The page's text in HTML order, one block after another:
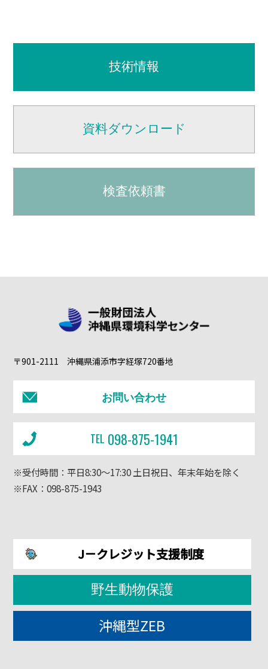
技術情報
資料ダウンロード
検査依頼書
〒901-2111 沖縄県浦添市字経塚720番地
お問い合わせ
TEL 098-875-1941
※受付時間：平日8:30～17:30 土日祝日、年末年始を除く
※FAX：098-875-1943
J－クレジット支援制度
野生動物保護
沖縄型ZEB